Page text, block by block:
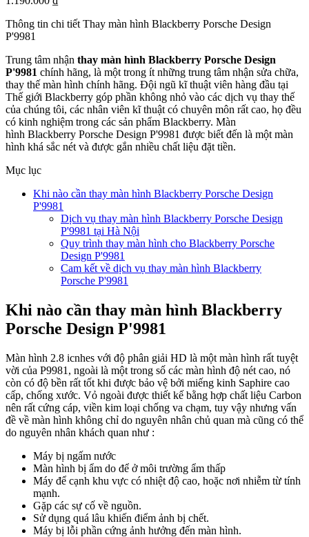
Thông tin chi tiết Thay màn hình Blackberry Porsche Design
P'9981
Trung tâm nhận thay màn hình Blackberry Porsche Design
P'9981 chính hãng, là một trong ít những trung tâm nhận sửa chữa,
thay thế màn hình chính hãng. Đội ngũ kĩ thuật viên hàng đầu tại
Thế giới Blackberry góp phần không nhỏ vào các dịch vụ thay thế
của chúng tôi, các nhân viên kĩ thuật có chuyên môn rất cao, họ đều
có kinh nghiệm trong các sản phẩm Blackberry. Màn
hình Blackberry Porsche Design P'9981 được biết đến là một màn
hình khá sắc nét và được gắn nhiều chất liệu đặt tiền.
Mục lục
Khi nào cần thay màn hình Blackberry Porsche Design
P'9981
Dịch vụ thay màn hình Blackberry Porsche Design
P'9981 tại Hà Nội
Quy trình thay màn hình cho Blackberry Porsche
Design P'9981
Cam kết về dịch vụ thay màn hình Blackberry
Porsche P'9981
Khi nào cần thay màn hình Blackberry
Porsche Design P'9981
Màn hình 2.8 icnhes với độ phân giải HD là một màn hình rất tuyệt
vời của P9981, ngoài là một trong số các màn hình độ nét cao, nó
còn có độ bền rất tốt khi được bảo vệ bởi miếng kinh Saphire cao
cấp, chống xước. Vỏ ngoài được thiết kế bằng hợp chất liệu Carbon
nên rất cứng cáp, viền kim loại chống va chạm, tuy vậy nhưng vấn
đề về màn hình không chỉ do nguyên nhân chủ quan mà cũng có thể
do nguyên nhân khách quan như :
Máy bị ngấm nước
Màn hình bị ẩm do để ở môi trường ẩm thấp
Máy để cạnh khu vực có nhiệt độ cao, hoặc nơi nhiễm từ tính
mạnh.
Gặp các sự cố về nguồn.
Sử dụng quá lâu khiến điểm ảnh bị chết.
Máy bị lỗi phần cứng ảnh hưởng đến màn hình.